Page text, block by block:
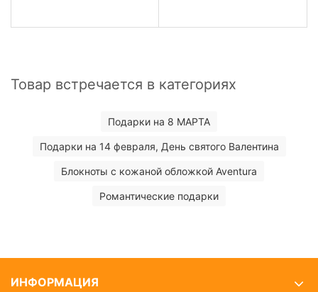
Товар встречается в категориях
Подарки на 8 МАРТА
Подарки на 14 февраля, День святого Валентина
Блокноты с кожаной обложкой Aventura
Романтические подарки
ИНФОРМАЦИЯ